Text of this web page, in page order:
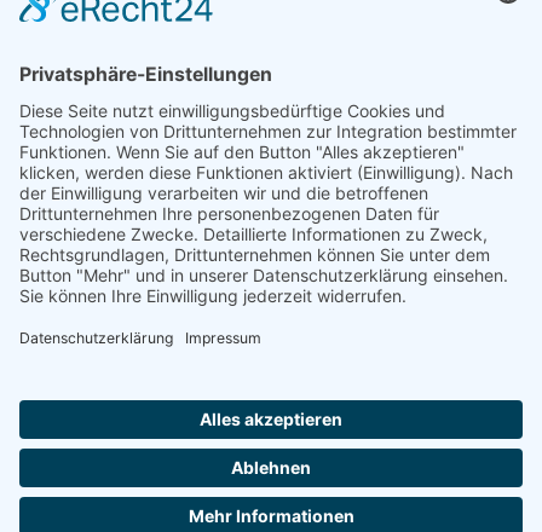
RECHTLICHES - UNTEN
IMPRESSUM
ERSTINFORMATION
DATENSCHUTZ
DATENSCHUTZ SOZIAL MEDIA
MAKLERVERTRAG & -VOLLMACHT
BASISINFORMATIONEN
© Copyright 2026abraxas GmbH. All Rights Reserved.
Impressum|Datenschutzerklärung